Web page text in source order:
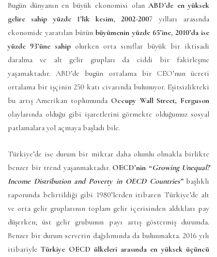
Bugün dünyanın en büyük ekonomisi olan ABD’de en yüksek
gelire sahip yüzde 1’lik kesim,2002-2007 yılları arasında
ekonomide yaratılan bütünbüyümenin yüzde 65’ine, 2010’da ise
yüzde 93’üne sahip olurken orta sınıflar büyük bir iktisadi
daralma ve alt gelir grupları da ciddi bir fakirleşme
yaşamaktadır. ABD’de bugün ortalama bir CEO’nun ücreti
ortalama bir işçinin 250 katı civarında bulunuyor. Eşitsizlikteki
bu artış Amerikan toplumunda Occupy Wall Street, Ferguson
olaylarında olduğu gibi işaretlerini görmekte olduğumuz sosyal
patlamalara yol açmaya başladı bile.
Türkiye’de ise durum bir miktar daha olumlu olmakla birlikte
benzer bir trend yaşanmaktadır. OECD’nin “Growing Unequal?
Income Distribution and Poverty in OECD Countries”başlıklı
raporunda belirtildiği gibi 1980’lerden itibaren Türkiye’de alt
ve orta gelir gruplarının toplam gelir içerisinden aldıkları pay
düşerken; üst gelir grubunun payı artış göstermiş durumda.
Benzer bir durum servetin dağılımında da bulunmakta. 2016 yılı
itibariyleTürkiye OECD ülkeleri arasında en yüksek üçüncü